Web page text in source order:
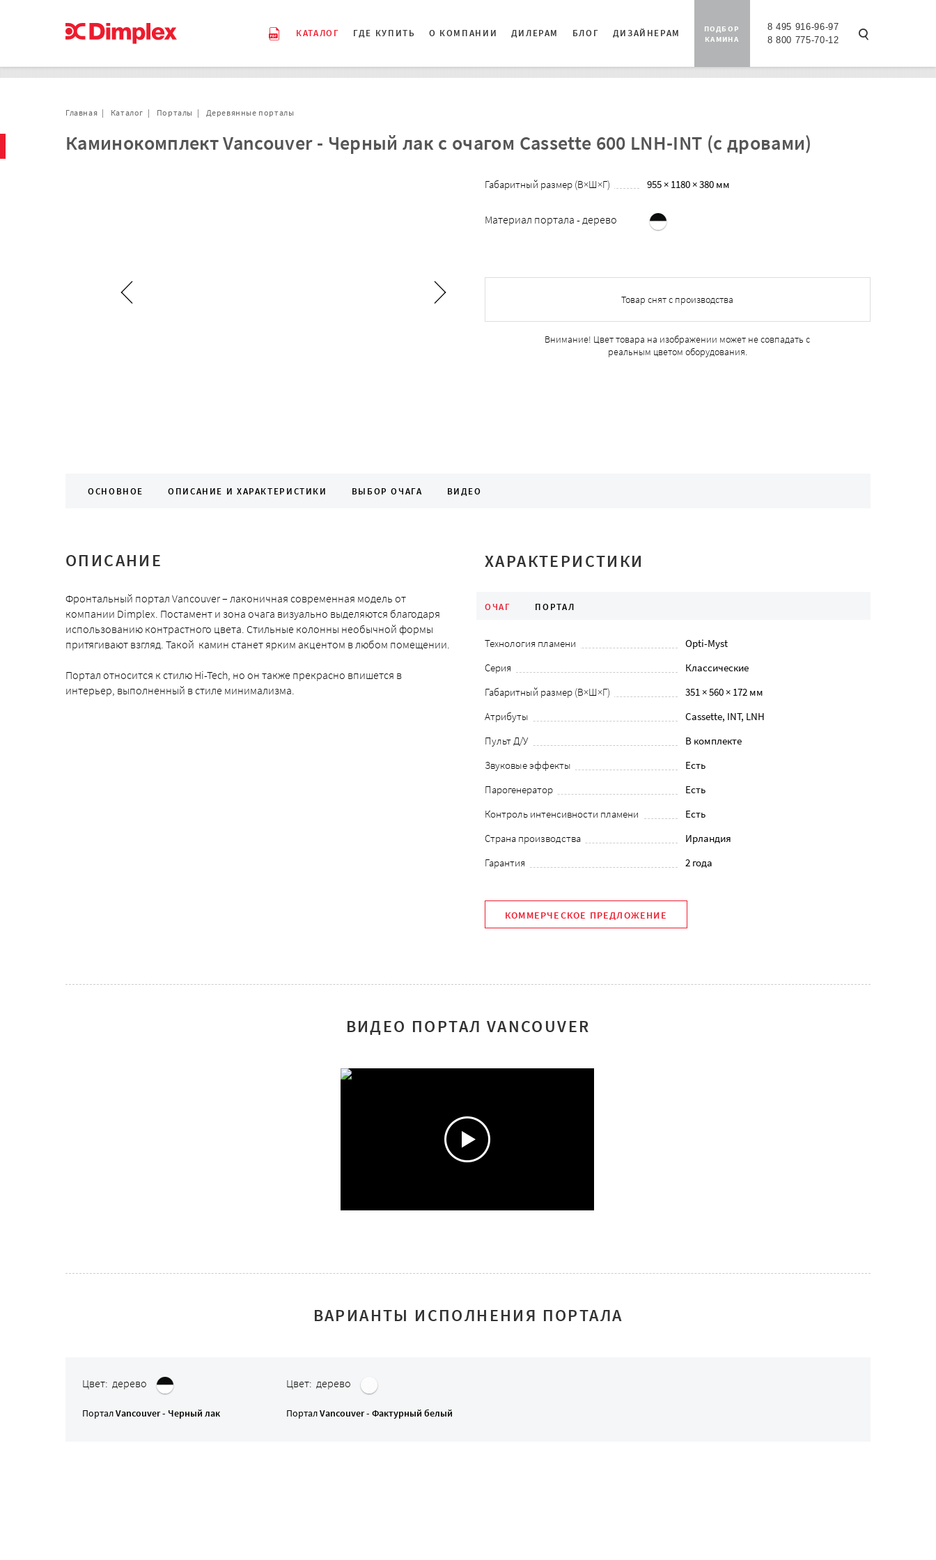
КАТАЛОГ ГДЕ КУПИТЬ О КОМПАНИИ ДИЛЕРАМ БЛОГ ДИЗАЙНЕРАМ
ПОДБОР
КАМИНА
8 495 916-96-97
8 800 775-70-12
Главная Каталог Порталы Деревянные порталы
Каминокомплект Vancouver - Черный лак с очагом Cassette 600 LNH-INT (с дровами)
Габаритный размер (В×Ш×Г) 955 × 1180 × 380 мм
Материал портала - дерево
Товар снят с производства
Внимание! Цвет товара на изображении может не совпадать с
реальным цветом оборудования.
ОСНОВНОЕ ОПИСАНИЕ И ХАРАКТЕРИСТИКИ ВЫБОР ОЧАГА ВИДЕО
ОПИСАНИЕ
Фронтальный портал Vancouver – лаконичная современная модель от
компании Dimplex. Постамент и зона очага визуально выделяются благодаря
использованию контрастного цвета. Стильные колонны необычной формы
притягивают взгляд. Такой камин станет ярким акцентом в любом помещении.
Портал относится к стилю Hi-Tech, но он также прекрасно впишется в
интерьер, выполненный в стиле минимализма.
ХАРАКТЕРИСТИКИ
ОЧАГ ПОРТАЛ
Технология пламени
Opti-Myst
Серия
Классические
Габаритный размер (В×Ш×Г)
351 × 560 × 172 мм
Атрибуты
Cassette, INT, LNH
Пульт Д/У
В комплекте
Звуковые эффекты
Есть
Парогенератор
Есть
Контроль интенсивности пламени
Есть
Страна производства
Ирландия
Гарантия
2 года
КОММЕРЧЕСКОЕ ПРЕДЛОЖЕНИЕ
ВИДЕО ПОРТАЛ VANCOUVER
ВАРИАНТЫ ИСПОЛНЕНИЯ ПОРТАЛА
Цвет: дерево
ПорталVancouver - Черный лак
Цвет: дерево
ПорталVancouver - Фактурный белый